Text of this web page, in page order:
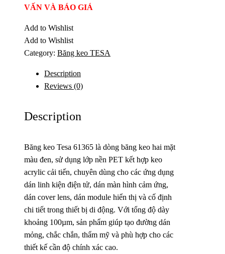
VẤN VÀ BÁO GIÁ
Add to Wishlist
Add to Wishlist
Category: Băng keo TESA
Description
Reviews (0)
Description
Băng keo Tesa 61365 là dòng băng keo hai mặt
màu đen, sử dụng lớp nền PET kết hợp keo
acrylic cải tiến, chuyên dùng cho các ứng dụng
dán linh kiện điện tử, dán màn hình cảm ứng,
dán cover lens, dán module hiển thị và cố định
chi tiết trong thiết bị di động. Với tổng độ dày
khoảng 100µm, sản phẩm giúp tạo đường dán
mỏng, chắc chắn, thẩm mỹ và phù hợp cho các
thiết kế cần độ chính xác cao.